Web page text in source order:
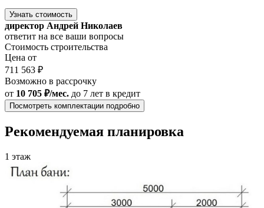
Узнать стоимость
директор Андрей Николаев
ответит на все ваши вопросы
Стоимость строительства
Цена от
711 563 ₽
Возможно в рассрочку
от 10 705 ₽/мес. до 7 лет в кредит
Посмотреть комплектации подробно
Рекомендуемая планировка
1 этаж